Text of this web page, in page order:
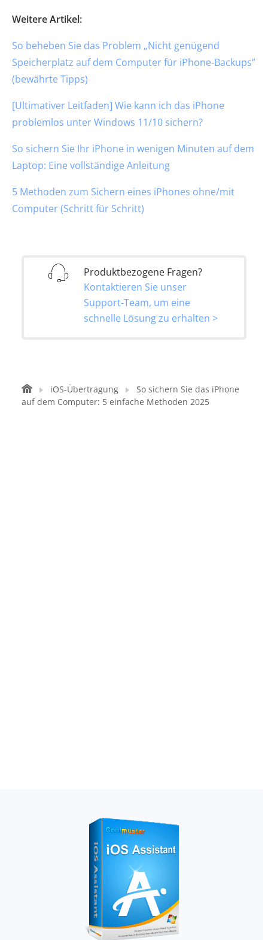
Weitere Artikel:
So beheben Sie das Problem „Nicht genügend
Speicherplatz auf dem Computer für iPhone-Backups“
(bewährte Tipps)
[Ultimativer Leitfaden] Wie kann ich das iPhone
problemlos unter Windows 11/10 sichern?
So sichern Sie Ihr iPhone in wenigen Minuten auf dem
Laptop: Eine vollständige Anleitung
5 Methoden zum Sichern eines iPhones ohne/mit
Computer (Schritt für Schritt)
Produktbezogene Fragen?
Kontaktieren Sie unser
Support-Team, um eine
schnelle Lösung zu erhalten >
iOS-Übertragung
So sichern Sie das iPhone
auf dem Computer: 5 einfache Methoden 2025